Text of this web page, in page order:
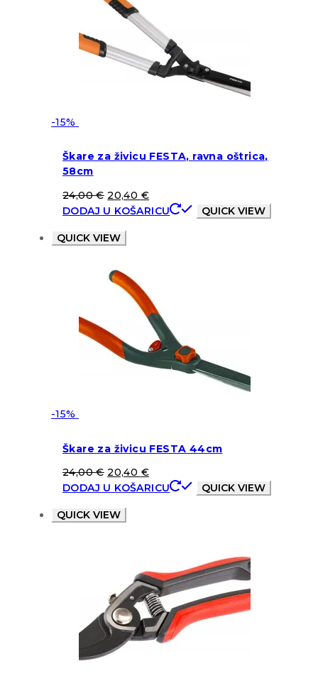
-15%
Škare za živicu FESTA, ravna oštrica,
58cm
24,00€ 20,40 €
DODAJ U KOŠARICU
QUICK VIEW
QUICK VIEW
-15%
Škare za živicu FESTA 44cm
24,00€ 20,40 €
DODAJ U KOŠARICU
QUICK VIEW
QUICK VIEW